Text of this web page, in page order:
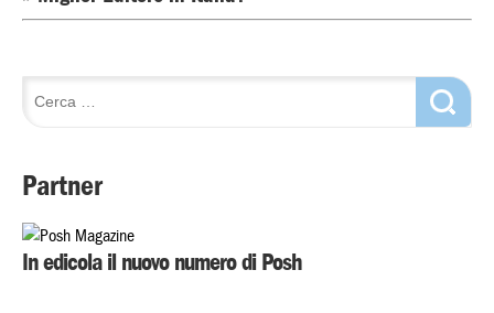
Partner
In edicola il nuovo numero di Posh